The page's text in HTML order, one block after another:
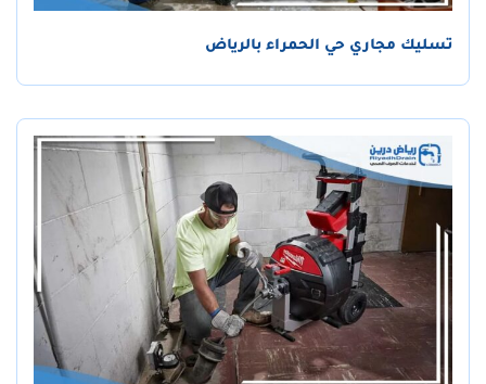
تسليك مجاري حي الحمراء بالرياض